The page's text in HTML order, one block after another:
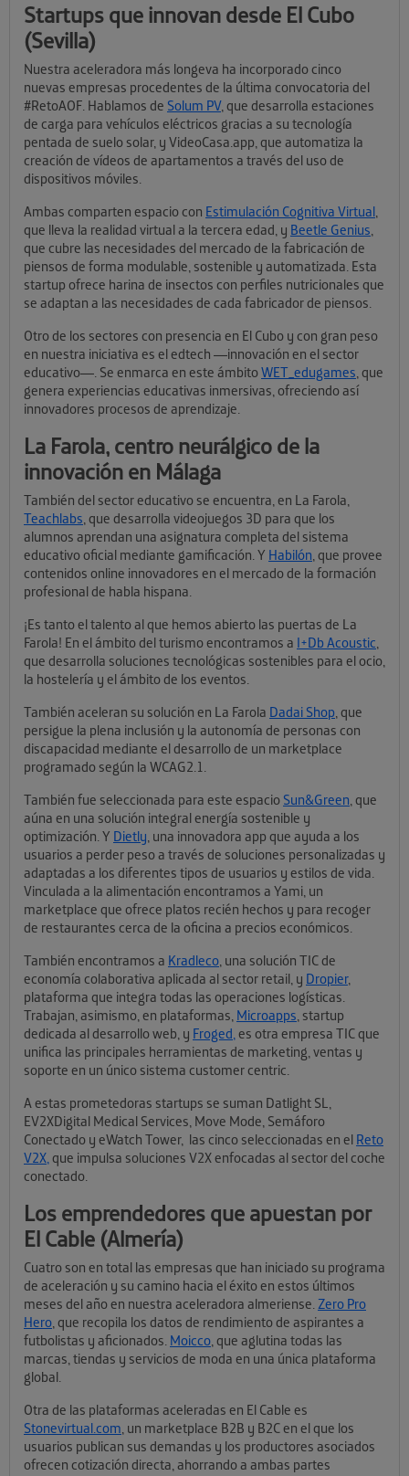
Startups que innovan desde El Cubo
(Sevilla)
Nuestra aceleradora más longeva ha incorporado cinco
nuevas empresas procedentes de la última convocatoria del
#RetoAOF. Hablamos de Solum PV, que desarrolla estaciones
de carga para vehículos eléctricos gracias a su tecnología
pentada de suelo solar, y VideoCasa.app, que automatiza la
creación de vídeos de apartamentos a través del uso de
dispositivos móviles.
Ambas comparten espacio con Estimulación Cognitiva Virtual,
que lleva la realidad virtual a la tercera edad, y Beetle Genius,
que cubre las necesidades del mercado de la fabricación de
piensos de forma modulable, sostenible y automatizada. Esta
startup ofrece harina de insectos con perfiles nutricionales que
se adaptan a las necesidades de cada fabricador de piensos.
Otro de los sectores con presencia en El Cubo y con gran peso
en nuestra iniciativa es el edtech —innovación en el sector
educativo—. Se enmarca en este ámbitoWET_edugames, que
genera experiencias educativas inmersivas, ofreciendo así
innovadores procesos de aprendizaje.
La Farola, centro neurálgico de la
innovación en Málaga
También del sector educativo se encuentra, en La Farola,
Teachlabs, que desarrolla videojuegos 3D para que los
alumnos aprendan una asignatura completa del sistema
educativo oficial mediante gamificación. Y Habilón, que provee
contenidos online innovadores en el mercado de la formación
profesional de habla hispana.
¡Es tanto el talento al que hemos abierto las puertas de La
Farola! En el ámbito del turismo encontramos a I+Db Acoustic,
que desarrolla soluciones tecnológicas sostenibles para el ocio,
la hostelería y el ámbito de los eventos.
También aceleran su solución en La Farola Dadai Shop, que
persigue la plena inclusión y la autonomía de personas con
discapacidad mediante el desarrollo de un marketplace
programado según la WCAG2.1.
También fue seleccionada para este espacio Sun&Green, que
aúna en una solución integral energía sostenible y
optimización. Y Dietly, una innovadora app que ayuda a los
usuarios a perder peso a través de soluciones personalizadas y
adaptadas a los diferentes tipos de usuarios y estilos de vida.
Vinculada a la alimentación encontramos a Yami, un
marketplace que ofrece platos recién hechos y para recoger
de restaurantes cerca de la oficina a precios económicos.
También encontramos a Kradleco, una solución TIC de
economía colaborativa aplicada al sector retail, y Dropier,
plataforma que integra todas las operaciones logísticas.
Trabajan, asimismo, en plataformas, Microapps, startup
dedicada al desarrollo web, y Froged,es otra empresa TIC que
unifica las principales herramientas de marketing, ventas y
soporte en un único sistema customer centric.
A estas prometedoras startups se suman Datlight SL,
EV2XDigital Medical Services, Move Mode, Semáforo
Conectado y eWatch Tower, las cinco seleccionadas en el Reto
V2X,que impulsa soluciones V2X enfocadas al sector del coche
conectado.
Los emprendedores que apuestan por
El Cable (Almería)
Cuatro son en total las empresas que han iniciado su programa
de aceleración y su camino hacia el éxito en estos últimos
meses del año en nuestra aceleradora almeriense.Zero Pro
Hero, que recopila los datos de rendimiento de aspirantes a
futbolistas y aficionados. Moicco, que aglutina todas las
marcas, tiendas y servicios de moda en una única plataforma
global.
Otra de las plataformas aceleradas en El Cable es
Stonevirtual.com, un marketplace B2B y B2C en el que los
usuarios publican sus demandas y los productores asociados
ofrecen cotización directa, ahorrando a ambas partes